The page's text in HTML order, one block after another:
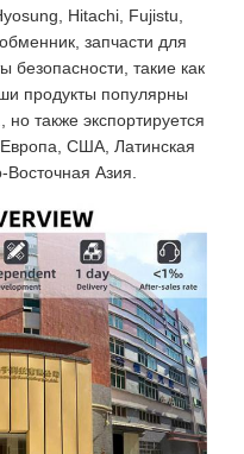
Hitachi, Fujistu,
запчасти для
безопасности, такие как
продукты популярны
также экспортируется
Европа, США, Латинская
Азия.